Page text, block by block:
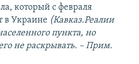
который с февраля
в Украине (Кавказ.Реалии
пункта, но
не раскрывать. – Прим.